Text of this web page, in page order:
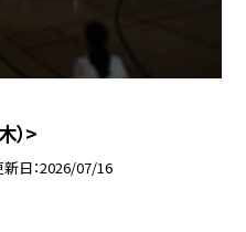
）>
新日 2026/07/16